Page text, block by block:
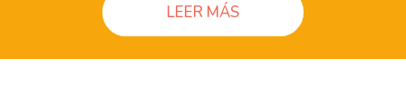
LEER MÁS